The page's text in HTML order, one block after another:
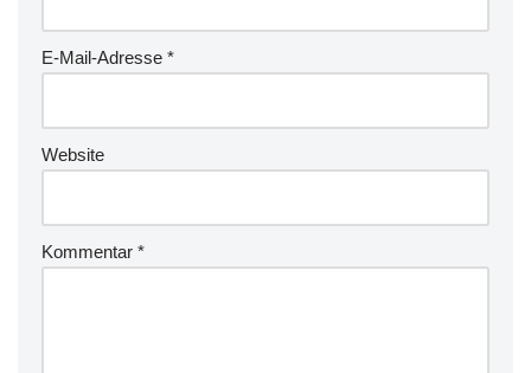
E-Mail-Adresse *
Website
Kommentar *